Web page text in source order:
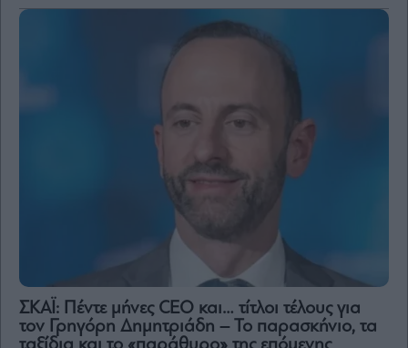
ΣΚΑΪ: Πέντε μήνες CEO και… τίτλοι τέλους για
τον Γρηγόρη Δημητριάδη – Το παρασκήνιο, τα